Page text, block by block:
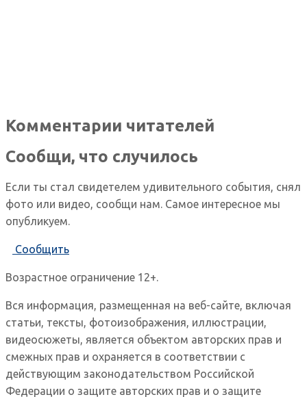
Комментарии читателей
Сообщи, что случилось
Если ты стал свидетелем удивительного события, снял
фото или видео, сообщи нам. Самое интересное мы
опубликуем.
Сообщить
Возрастное ограничение 12+.
Вся информация, размещенная на веб-сайте, включая
статьи, тексты, фотоизображения, иллюстрации,
видеосюжеты, является объектом авторских прав и
смежных прав и охраняется в соответствии с
действующим законодательством Российской
Федерации о защите авторских прав и о защите